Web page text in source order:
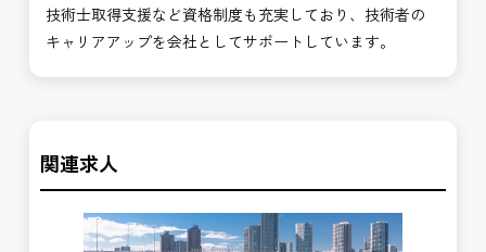
技術士取得支援など資格制度も充実しており、技術者の
キャリアアップを会社としてサポートしています。
関連求人